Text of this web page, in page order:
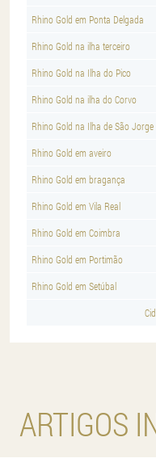
Rhino Gold em Ponta Delgada
Rhino Gold na ilha terceiro
Rhino Gold na Ilha do Pico
Rhino Gold na ilha do Corvo
Rhino Gold na Ilha de São Jorge
Rhino Gold em aveiro
Rhino Gold em bragança
Rhino Gold em Vila Real
Rhino Gold em Coimbra
Rhino Gold em Portimão
Rhino Gold em Setúbal
ARTIGOS